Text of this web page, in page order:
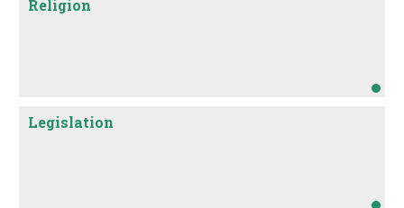
Religion
Legislation